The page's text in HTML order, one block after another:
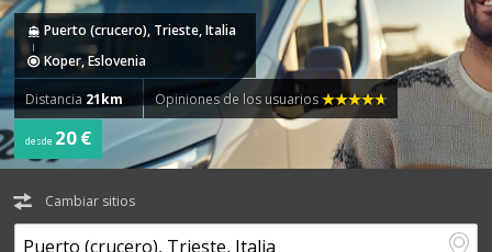
Puerto (crucero), Trieste, Italia
Koper, Eslovenia
Distancia 21km Opiniones de los usuarios
desde 20 €
Cambiar sitios